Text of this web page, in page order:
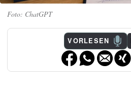
ChatGPT
VORLESEN